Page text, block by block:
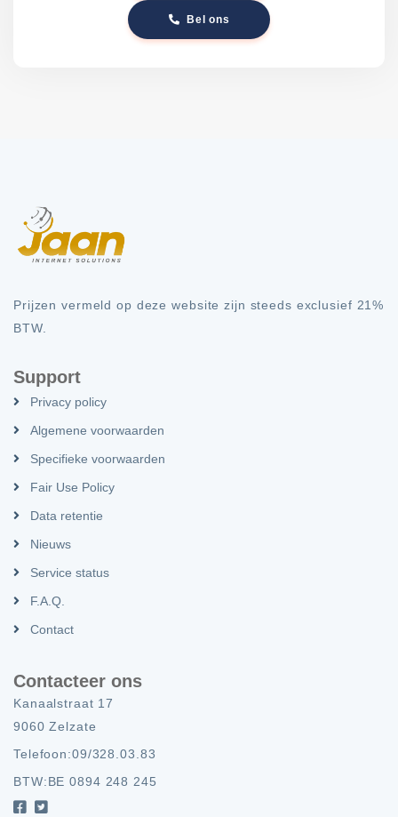
Bel ons
Prijzen vermeld op deze website zijn steeds exclusief 21%
BTW.
Support
Privacy policy
Algemene voorwaarden
Specifieke voorwaarden
Fair Use Policy
Data retentie
Nieuws
Service status
F.A.Q.
Contact
Contacteer ons
Kanaalstraat 17
9060 Zelzate
Telefoon:09/328.03.83
BTW:BE 0894 248 245